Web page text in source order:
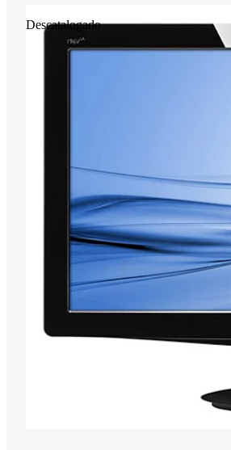
Descatalogado